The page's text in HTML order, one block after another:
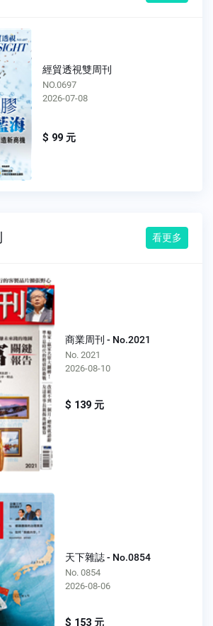
經貿透視雙周刊
NO.0697
2026-07-08
$ 99 元
看更多
商業周刊 - No.2021
No. 2021
2026-08-10
$ 139 元
天下雜誌 - No.0854
No. 0854
2026-08-06
$ 153 元